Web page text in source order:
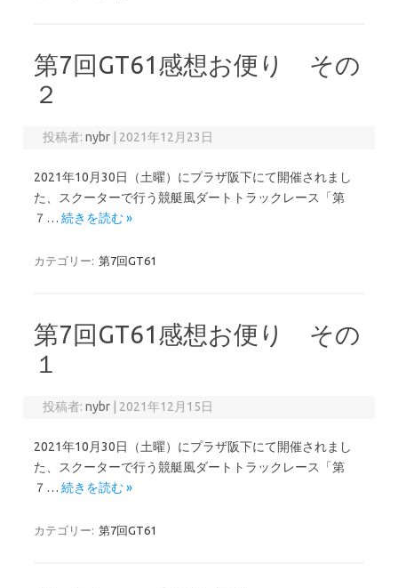
第7回GT61感想お便り その
２
投稿者:nybr 2021年12月23日
2021年10月30日（土曜）にプラザ阪下にて開催されまし
た、スクーターで行う競艇風ダートトラックレース「第
７… 続きを読む »
カテゴリー: 第7回GT61
第7回GT61感想お便り その
１
投稿者:nybr 2021年12月15日
2021年10月30日（土曜）にプラザ阪下にて開催されまし
た、スクーターで行う競艇風ダートトラックレース「第
７… 続きを読む »
カテゴリー: 第7回GT61